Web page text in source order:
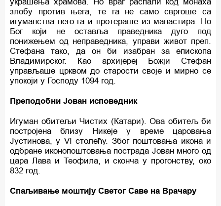
украшења храмова. Но враг распали код монаха
злобу против њега, те га не само свргоше са
игуманства него га и протераше из манастира. Но
Бог који не оставља праведника дуго под
понижењем од неправедника, управи живот преп.
Стефана тако, да он би изабран за епископа
Владимирског. Као архијереј Божји Стефан
управљаше црквом до старости своје и мирно се
упокоји у Господу 1094 год.
Преподобни Јован исповедник
Игуман обитељи Чистих (Катари). Ова обитељ би
постројена близу Никеје у време царовања
Јустинова, у VI столећу. Због поштовања икона и
одбране иконопоштовања пострада Јован много од
цара Лава и Теофила, и сконча у прогонству, око
832 год.
Спаљивање моштију Светог Саве на Врачару